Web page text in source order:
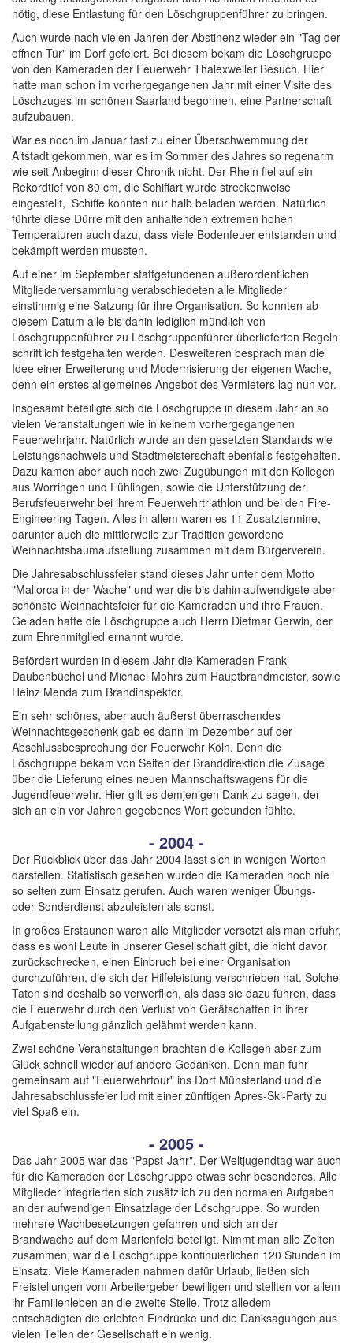
nötig, diese Entlastung für den Löschgruppenführer zu bringen.
Auch wurde nach vielen Jahren der Abstinenz wieder ein "Tag der
offnen Tür" im Dorf gefeiert. Bei diesem bekam die Löschgruppe
von den Kameraden der Feuerwehr Thalexweiler Besuch. Hier
hatte man schon im vorhergegangenen Jahr mit einer Visite des
Löschzuges im schönen Saarland begonnen, eine Partnerschaft
aufzubauen.
War es noch im Januar fast zu einer Überschwemmung der
Altstadt gekommen, war es im Sommer des Jahres so regenarm
wie seit Anbeginn dieser Chronik nicht. Der Rhein fiel auf ein
Rekordtief von 80 cm, die Schiffart wurde streckenweise
eingestellt, Schiffe konnten nur halb beladen werden. Natürlich
führte diese Dürre mit den anhaltenden extremen hohen
Temperaturen auch dazu, dass viele Bodenfeuer entstanden und
bekämpft werden mussten.
Auf einer im September stattgefundenen außerordentlichen
Mitgliederversammlung verabschiedeten alle Mitglieder
einstimmig eine Satzung für ihre Organisation. So konnten ab
diesem Datum alle bis dahin lediglich mündlich von
Löschgruppenführer zu Löschgruppenführer überlieferten Regeln
schriftlich festgehalten werden. Desweiteren besprach man die
Idee einer Erweiterung und Modernisierung der eigenen Wache,
denn ein erstes allgemeines Angebot des Vermieters lag nun vor.
Insgesamt beteiligte sich die Löschgruppe in diesem Jahr an so
vielen Veranstaltungen wie in keinem vorhergegangenen
Feuerwehrjahr. Natürlich wurde an den gesetzten Standards wie
Leistungsnachweis und Stadtmeisterschaft ebenfalls festgehalten.
Dazu kamen aber auch noch zwei Zugübungen mit den Kollegen
aus Worringen und Fühlingen, sowie die Unterstützung der
Berufsfeuerwehr bei ihrem Feuerwehrtriathlon und bei den Fire-
Engineering Tagen. Alles in allem waren es 11 Zusatztermine,
darunter auch die mittlerweile zur Tradition gewordene
Weihnachtsbaumaufstellung zusammen mit dem Bürgerverein.
Die Jahresabschlussfeier stand dieses Jahr unter dem Motto
"Mallorca in der Wache" und war die bis dahin aufwendigste aber
schönste Weihnachtsfeier für die Kameraden und ihre Frauen.
Geladen hatte die Löschgruppe auch Herrn Dietmar Gerwin, der
zum Ehrenmitglied ernannt wurde.
Befördert wurden in diesem Jahr die Kameraden Frank
Daubenbüchel und Michael Mohrs zum Hauptbrandmeister, sowie
Heinz Menda zum Brandinspektor.
Ein sehr schönes, aber auch äußerst überraschendes
Weihnachtsgeschenk gab es dann im Dezember auf der
Abschlussbesprechung der Feuerwehr Köln. Denn die
Löschgruppe bekam von Seiten der Branddirektion die Zusage
über die Lieferung eines neuen Mannschaftswagens für die
Jugendfeuerwehr. Hier gilt es demjenigen Dank zu sagen, der
sich an ein vor Jahren gegebenes Wort gebunden fühlte.
- 2004 -
Der Rückblick über das Jahr 2004 lässt sich in wenigen Worten
darstellen. Statistisch gesehen wurden die Kameraden noch nie
so selten zum Einsatz gerufen. Auch waren weniger Übungs-
oder Sonderdienst abzuleisten als sonst.
In großes Erstaunen waren alle Mitglieder versetzt als man erfuhr,
dass es wohl Leute in unserer Gesellschaft gibt, die nicht davor
zurückschrecken, einen Einbruch bei einer Organisation
durchzuführen, die sich der Hilfeleistung verschrieben hat. Solche
Taten sind deshalb so verwerflich, als dass sie dazu führen, dass
die Feuerwehr durch den Verlust von Gerätschaften in ihrer
Aufgabenstellung gänzlich gelähmt werden kann.
Zwei schöne Veranstaltungen brachten die Kollegen aber zum
Glück schnell wieder auf andere Gedanken. Denn man fuhr
gemeinsam auf "Feuerwehrtour" ins Dorf Münsterland und die
Jahresabschlussfeier lud mit einer zünftigen Apres-Ski-Party zu
viel Spaß ein.
- 2005 -
Das Jahr 2005 war das "Papst-Jahr". Der Weltjugendtag war auch
für die Kameraden der Löschgruppe etwas sehr besonderes. Alle
Mitglieder integrierten sich zusätzlich zu den normalen Aufgaben
an der aufwendigen Einsatzlage der Löschgruppe. So wurden
mehrere Wachbesetzungen gefahren und sich an der
Brandwache auf dem Marienfeld beteiligt. Nimmt man alle Zeiten
zusammen, war die Löschgruppe kontinuierlichen 120 Stunden im
Einsatz. Viele Kameraden nahmen dafür Urlaub, ließen sich
Freistellungen vom Arbeitergeber bewilligen und stellten vor allem
ihr Familienleben an die zweite Stelle. Trotz alledem
entschädigten die erlebten Eindrücke und die Danksagungen aus
vielen Teilen der Gesellschaft ein wenig.